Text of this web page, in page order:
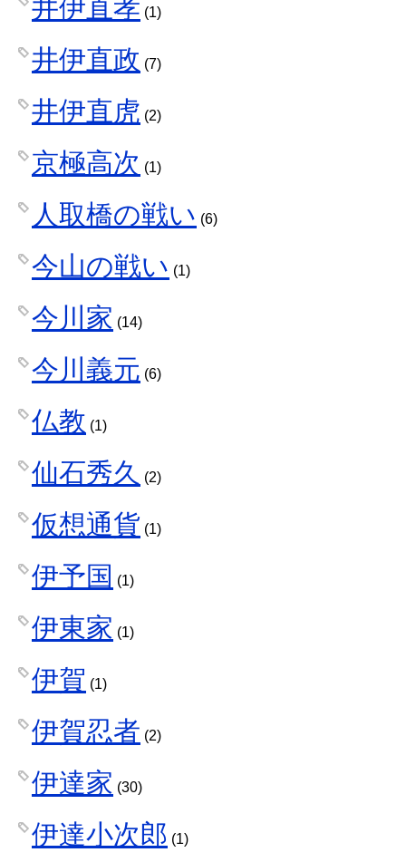
井伊直孝 (1)
井伊直政 (7)
井伊直虎 (2)
京極高次 (1)
人取橋の戦い (6)
今山の戦い (1)
今川家 (14)
今川義元 (6)
仏教 (1)
仙石秀久 (2)
仮想通貨 (1)
伊予国 (1)
伊東家 (1)
伊賀 (1)
伊賀忍者 (2)
伊達家 (30)
伊達小次郎 (1)